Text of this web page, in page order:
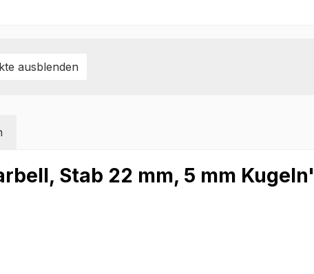
ausblenden
Stab 22 mm, 5 mm